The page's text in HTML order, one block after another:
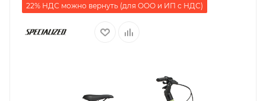
22% НДС можно вернуть (для ООО и ИП с НДС)